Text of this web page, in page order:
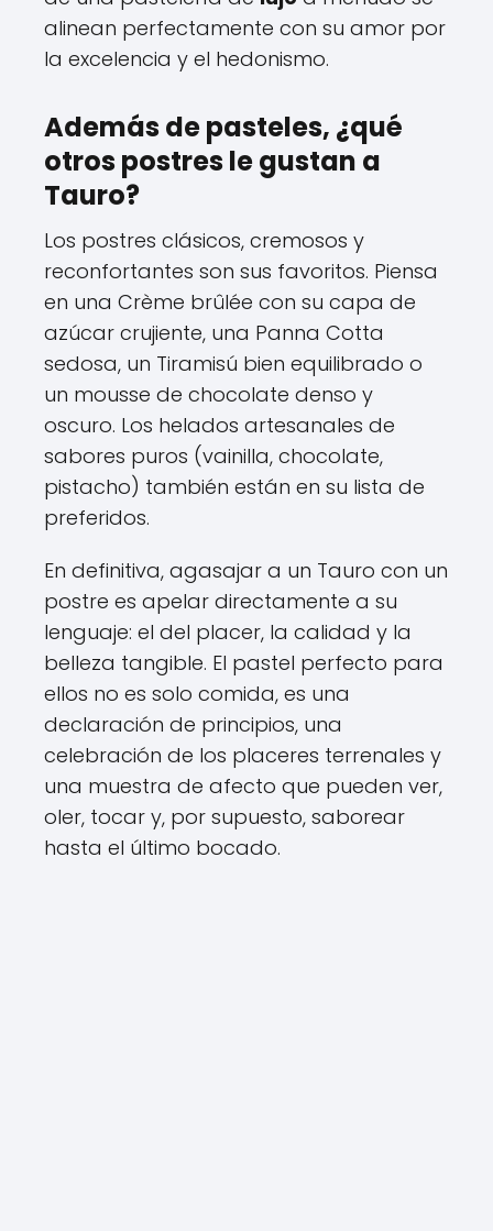
alinean perfectamente con su amor por
la excelencia y el hedonismo.
Además de pasteles, ¿qué
otros postres le gustan a
Tauro?
Los postres clásicos, cremosos y
reconfortantes son sus favoritos. Piensa
en una Crème brûlée con su capa de
azúcar crujiente, una Panna Cotta
sedosa, un Tiramisú bien equilibrado o
un mousse de chocolate denso y
oscuro. Los helados artesanales de
sabores puros (vainilla, chocolate,
pistacho) también están en su lista de
preferidos.
En definitiva, agasajar a un Tauro con un
postre es apelar directamente a su
lenguaje: el del placer, la calidad y la
belleza tangible. El pastel perfecto para
ellos no es solo comida, es una
declaración de principios, una
celebración de los placeres terrenales y
una muestra de afecto que pueden ver,
oler, tocar y, por supuesto, saborear
hasta el último bocado.